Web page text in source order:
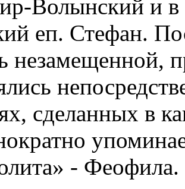
Волынский и в
еп. Стефан.
незамещенной,
сделанных в
- Феофила.